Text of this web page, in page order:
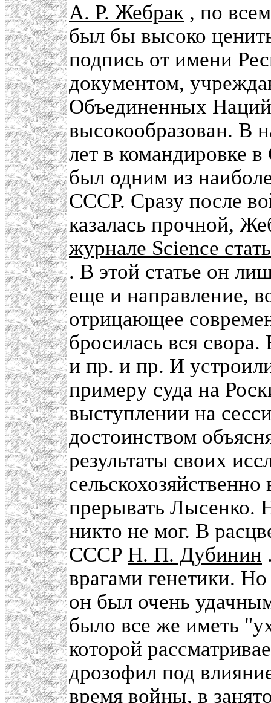
А. Р. Жебрак , по
был бы высоко
подпись от имени
документом,
Объединенных
высокообразован. В
лет в командировке
был одним из
СССР. Сразу после
казалась прочной,
журнале Science
. В этой статье он
еще и направление,
отрицающее
бросилась вся
и пр. и пр. И
примеру суда на
выступлении на
достоинством
результаты своих
прерывать Лысенко.
никто не мог. В
СССР Н. П. Дубинин
врагами генетики.
он был очень
было все же иметь
которой
дрозофил под
время войны, в